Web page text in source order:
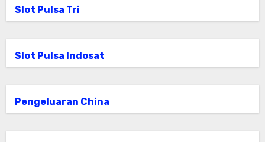
Slot Pulsa Tri
Slot Pulsa Indosat
Pengeluaran China